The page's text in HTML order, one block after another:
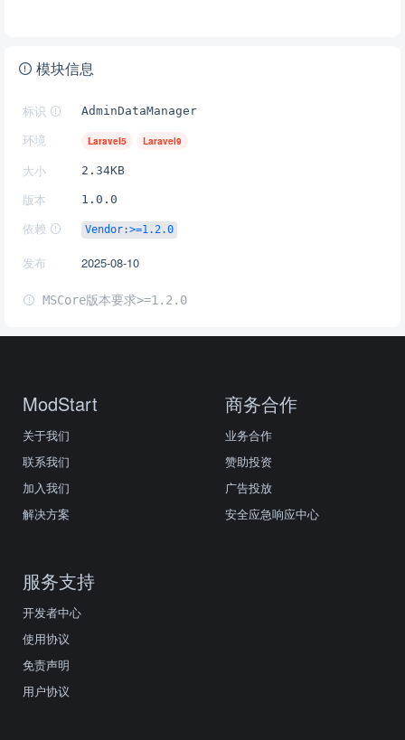
模块信息
标识 AdminDataManager
环境 Laravel5 Laravel9
大小 2.34KB
版本 1.0.0
依赖 Vendor:>=1.2.0
发布 2025-08-10
MSCore版本要求>=1.2.0
ModStart
关于我们
联系我们
加入我们
解决方案
商务合作
业务合作
赞助投资
广告投放
安全应急响应中心
服务支持
开发者中心
使用协议
免责声明
用户协议